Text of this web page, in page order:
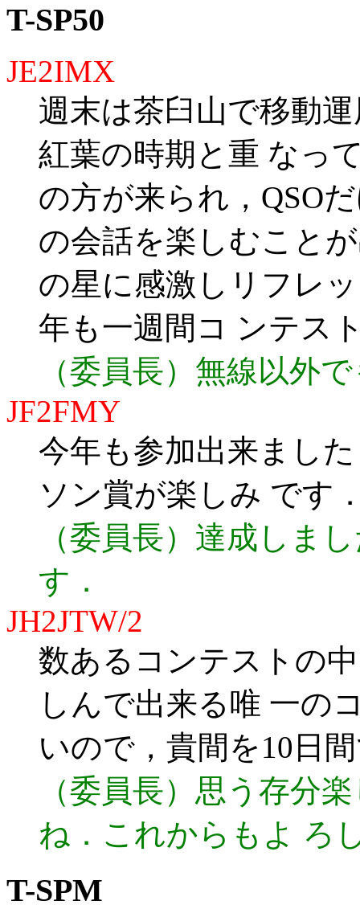
T-SP50
JE2IMX
週末は茶臼山で移動
紅葉の時期と重 なっ
の方が来られ，QSO
の会話を楽しむこと
の星に感激しリフレ
年も一週間コ ンテス
（委員長）無線以外
JF2FMY
今年も参加出来まし
ソン賞が楽しみ です
（委員長）達成しま
す．
JH2JTW/2
数あるコンテストの
しんで出来る唯 一の
いので，貴間を10日
（委員長）思う存分
ね．これからもよ ろ
T-SPM